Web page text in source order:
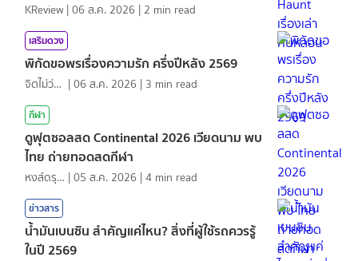
KReview |06 ส.ค. 2026 | 2 min read
เสริมดวง
พิกัดขอพรเรื่องความรัก ครึ่งปีหลัง 2569
จิตไม่ว่าง |06 ส.ค. 2026 | 3 min read
กีฬา
ดูฟุตซอลสด Continental 2026 เวียดนาม พบ
ไทย ถ่ายทอดสดกีฬา
หงส์ดรุณ |05 ส.ค. 2026 |4 min read
ข่าวสาร
น้ำมันเบนซิน สำคัญแค่ไหน? สิ่งที่ผู้ใช้รถควรรู้
ในปี 2569